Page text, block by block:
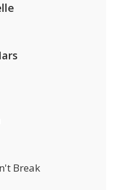
Break